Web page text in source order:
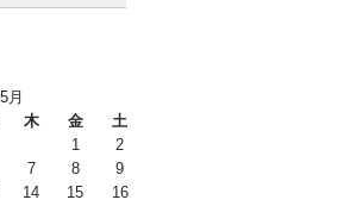
月
木 金
土
1
2
7 8
9
14 15
16